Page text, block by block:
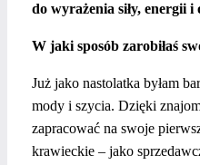
do wyrażenia siły, energii i
W jaki sposób zarobiłaś
Już jako nastolatka byłam
mody i szycia. Dzięki
zapracować na swoje
krawieckie – jako